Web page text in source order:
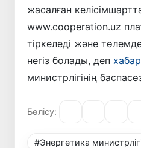
жасалған
www.cooperation.uz
тіркеледі және
негіз болады, деп
министрлігінің
Бөлісу:
#Энергетика